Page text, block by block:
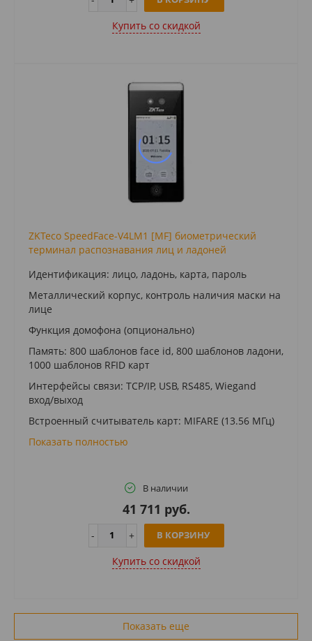
Купить cо скидкой
ZKTeco SpeedFace-V4LM1 [MF] биометрический
терминал распознавания лиц и ладоней
Идентификация: лицо, ладонь, карта, пароль
Металлический корпус, контроль наличия маски на
лице
Функция домофона (опционально)
Память: 800 шаблонов face id, 800 шаблонов ладони,
1000 шаблонов RFID карт
Интерфейсы связи: TCP/IP, USB, RS485, Wiegand
вход/выход
Встроенный считыватель карт: MIFARE (13.56 МГц)
Показать полностью
В наличии
41 711 руб.
В КОРЗИНУ
Купить cо скидкой
Показать еще